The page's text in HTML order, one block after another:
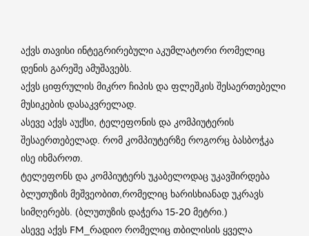
აქვს თავისი ინტეგრირებული აკუმლატორი რომელიც
დენის გარეშე ამუშავებს.
აქვს ციფრულის მიკრო ჩიპის და ფლეშკის შესაერთებელი
მუსიკების დასაკვრელად.
ასევე აქვს აუქსი, ტელეფონის და კომპიუტერის
შესაერთებელად. რომ კომპიუტერზე როგორც ბასბოჭკა
ისე იხმაროთ.
ტელეფონს და კომპიუტერს უკაბელოდაც უკავშირდება
ბლუთუზის მეშვეობით,რომელიც ხარისხიანად უკრავს
სიმღერებს. (ბლუთუზის დაჭერა 15-20 მეტრი.)
ასევე აქვს FM_რადიო რომელიც თბილისის ყველა